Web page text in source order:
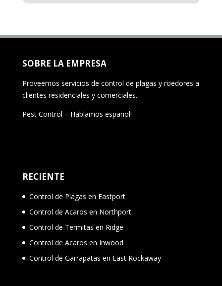
SOBRE LA EMPRESA
Proveemos servicios de control de plagas y roedores a
clientes residenciales y comerciales.
Pest Control – Hablamos español!
RECIENTE
Control de Plagas en Eastport
Control de Acaros en Northport
Control de Termitas en Ridge
Control de Acaros en Inwood
Control de Garrapatas en East Rockaway